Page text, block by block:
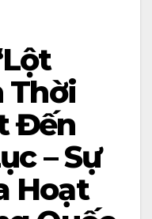
Thời
Đến
– Sự
Hoạt